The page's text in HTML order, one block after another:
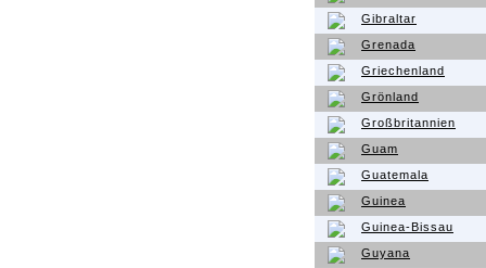
Gibraltar
Grenada
Griechenland
Grönland
Großbritannien
Guam
Guatemala
Guinea
Guinea-Bissau
Guyana